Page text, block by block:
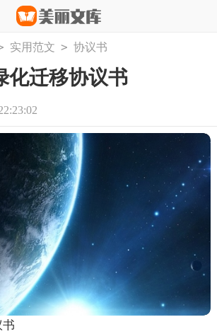
实用范文 > 协议书
化迁移协议书